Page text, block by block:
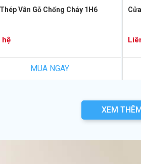
Vân Gỗ Chống Cháy 1H6
hệ
MUA NGAY
XEM